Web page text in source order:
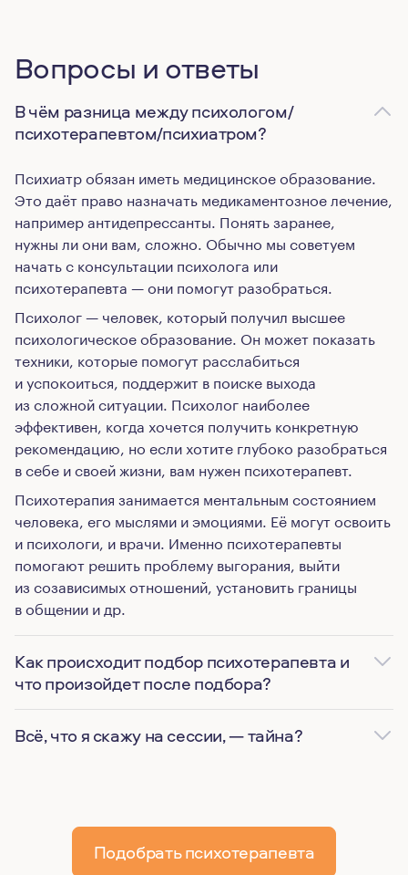
Вопросы и ответы
В чём разница между психологом/
психотерапевтом/психиатром?
Психиатр обязан иметь медицинское образование.
Это даёт право назначать медикаментозное лечение,
например антидепрессанты. Понять заранее,
нужны ли они вам, сложно. Обычно мы советуем
начать с консультации психолога или
психотерапевта — они помогут разобраться.
Психолог — человек, который получил высшее
психологическое образование. Он может показать
техники, которые помогут расслабиться
и успокоиться, поддержит в поиске выхода
из сложной ситуации. Психолог наиболее
эффективен, когда хочется получить конкретную
рекомендацию, но если хотите глубоко разобраться
в себе и своей жизни, вам нужен психотерапевт.
Психотерапия занимается ментальным состоянием
человека, его мыслями и эмоциями. Её могут освоить
и психологи, и врачи. Именно психотерапевты
помогают решить проблему выгорания, выйти
из созависимых отношений, установить границы
в общении и др.
Как происходит подбор психотерапевта и
что произойдет после подбора?
Всё, что я скажу на сессии, — тайна?
Подобрать психотерапевта